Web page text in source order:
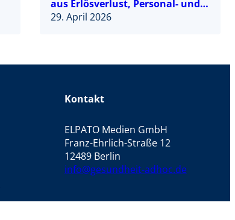
aus Erlösverlust, Personal- und
Leistungsabbau
29. April 2026
Kontakt
ELPATO Medien GmbH
Franz-Ehrlich-Straße 12
12489 Berlin
info@gesundheit-adhoc.de